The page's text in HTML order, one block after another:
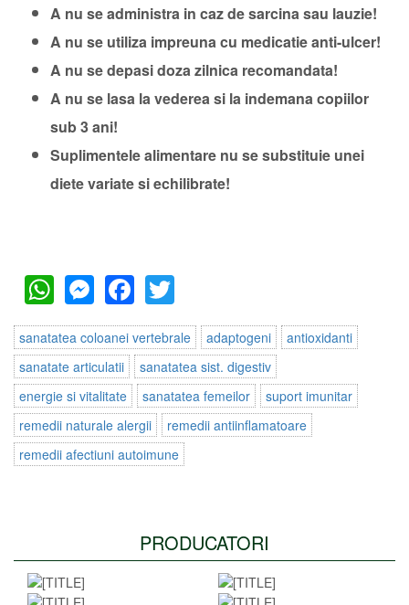
A nu se administra in caz de sarcina sau lauzie!
A nu se utiliza impreuna cu medicatie anti-ulcer!
A nu se depasi doza zilnica recomandata!
A nu se lasa la vederea si la indemana copiilor
sub 3 ani!
Suplimentele alimentare nu se substituie unei
diete variate si echilibrate!
WhatsApp
Messenger
Facebook
sanatatea coloanei vertebrale adaptogeni
antioxidanti
sanatate articulatii
sanatatea sist. digestiv
energie si vitalitate
sanatatea femeilor
suport imunitar
remedii naturale alergii
remedii antiinflamatoare
remedii afectiuni autoimune
PRODUCATORI